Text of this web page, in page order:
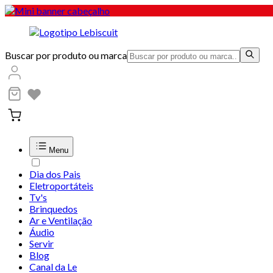
Buscar por produto ou marca
Menu
Dia dos Pais
Eletroportáteis
Tv's
Brinquedos
Ar e Ventilação
Áudio
Servir
Blog
Canal da Le